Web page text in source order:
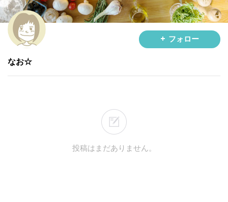
フォロー
なお☆
投稿はまだありません。